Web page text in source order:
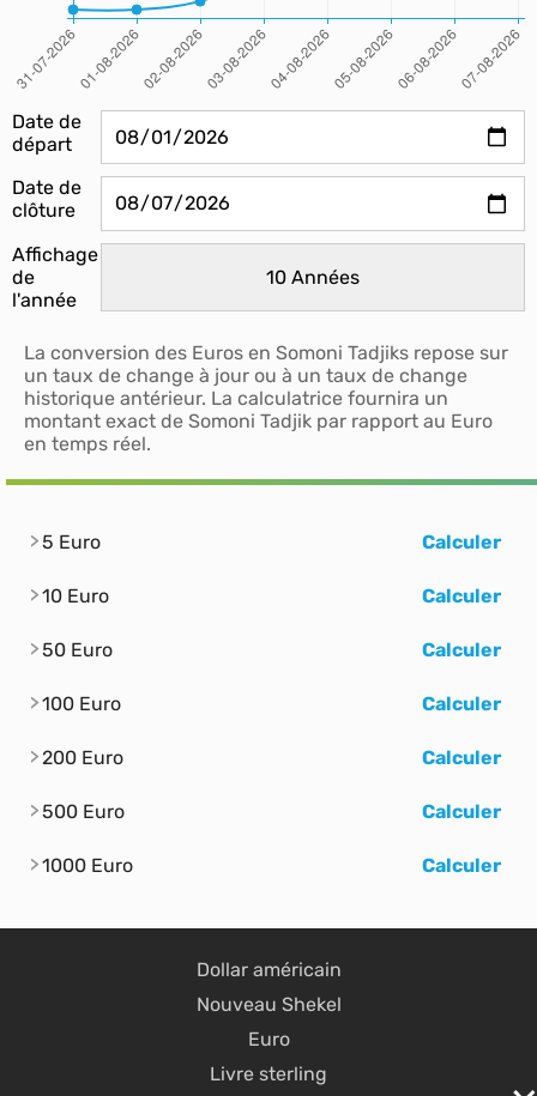
Date de
départ
Date de
clôture
Affichage
de
l'année
La conversion des Euros en Somoni Tadjiks repose sur
un taux de change à jour ou à un taux de change
historique antérieur. La calculatrice fournira un
montant exact de Somoni Tadjik par rapport au Euro
en temps réel.
5 Euro Calculer
10 Euro Calculer
50 Euro Calculer
100 Euro Calculer
200 Euro Calculer
500 Euro Calculer
1000 Euro Calculer
Dollar américain
Nouveau Shekel
Euro
Livre sterling